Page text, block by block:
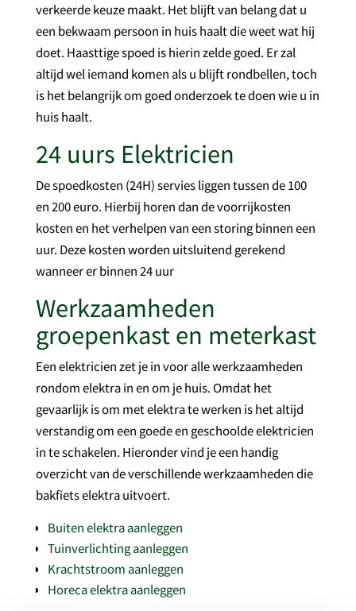
verkeerde keuze maakt. Het blijft van belang dat u
een bekwaam persoon in huis haalt die weet wat hij
doet. Haasttige spoed is hierin zelde goed. Er zal
altijd wel iemand komen als u blijft rondbellen, toch
is het belangrijk om goed onderzoek te doen wie u in
huis haalt.
24 uurs Elektricien
De spoedkosten (24H) servies liggen tussen de 100
en 200 euro. Hierbij horen dan de voorrijkosten
kosten en het verhelpen van een storing binnen een
uur. Deze kosten worden uitsluitend gerekend
wanneer er binnen 24 uur
Werkzaamheden
groepenkast en meterkast
Een elektricien zet je in voor alle werkzaamheden
rondom elektra in en om je huis. Omdat het
gevaarlijk is om met elektra te werken is het altijd
verstandig om een goede en geschoolde elektricien
in te schakelen. Hieronder vind je een handig
overzicht van de verschillende werkzaamheden die
bakfiets elektra uitvoert.
Buiten elektra aanleggen
Tuinverlichting aanleggen
Krachtstroom aanleggen
Horeca elektra aanleggen